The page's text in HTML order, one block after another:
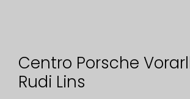
Centro Porsche
Rudi Lins